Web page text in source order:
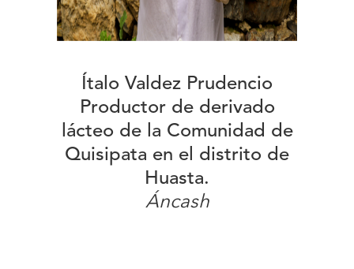
Ítalo Valdez Prudencio
Productor de derivado
lácteo de la Comunidad de
Quisipata en el distrito de
Huasta.
Áncash